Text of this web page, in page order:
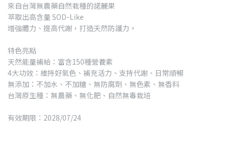
來自台灣無農藥自然栽種的諾麗果
萃取出高含量 SOD-Like
增強體力、提高代謝，打造天然防護力。
特色亮點
天然能量補給：富含150種營養素
4大功效：維持好氣色、補充活力、支持代謝、日常順暢
無添加：不加水、不加糖、無防腐劑、無色素、無香料
台灣原生種：無農藥、無化肥、自然無毒栽培
有效期限：2028/07/24